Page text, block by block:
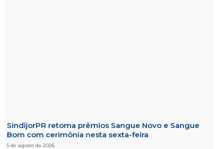
SindijorPR retoma prêmios Sangue Novo e Sangue
Bom com cerimônia nesta sexta-feira
5 de agosto de 2026